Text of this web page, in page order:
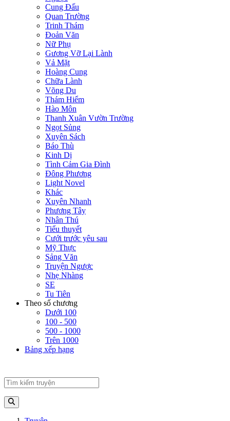
Cung Đấu
Quan Trường
Trinh Thám
Đoản Văn
Nữ Phụ
Gương Vỡ Lại Lành
Vả Mặt
Hoàng Cung
Chữa Lành
Võng Du
Thám Hiểm
Hào Môn
Thanh Xuân Vườn Trường
Ngọt Sủng
Xuyên Sách
Báo Thù
Kinh Dị
Tình Cảm Gia Đình
Đông Phương
Light Novel
Khác
Xuyên Nhanh
Phương Tây
Nhân Thú
Tiểu thuyết
Cưới trước yêu sau
Mỹ Thực
Sảng Văn
Truyện Ngược
Nhẹ Nhàng
SE
Tu Tiên
Theo số chương
Dưới 100
100 - 500
500 - 1000
Trên 1000
Bảng xếp hạng